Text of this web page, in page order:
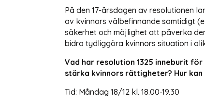
På den 17-årsdagen av resolutionen
av kvinnors välbefinnande samtidigt
säkerhet och möjlighet att påverka
bidra tydliggöra kvinnors situation i
Vad har resolution 1325 inneburit
stärka kvinnors rättigheter? Hur
Tid: Måndag 18/12 kl. 18.00-19.30